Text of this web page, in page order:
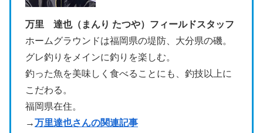
万里 達也（まんり たつや）フィールドスタッフ
ホームグラウンドは福岡県の堤防、大分県の磯。
グレ釣りをメインに釣りを楽しむ。
釣った魚を美味しく食べることにも、釣技以上に
こだわる。
福岡県在住。
→万里達也さんの関連記事